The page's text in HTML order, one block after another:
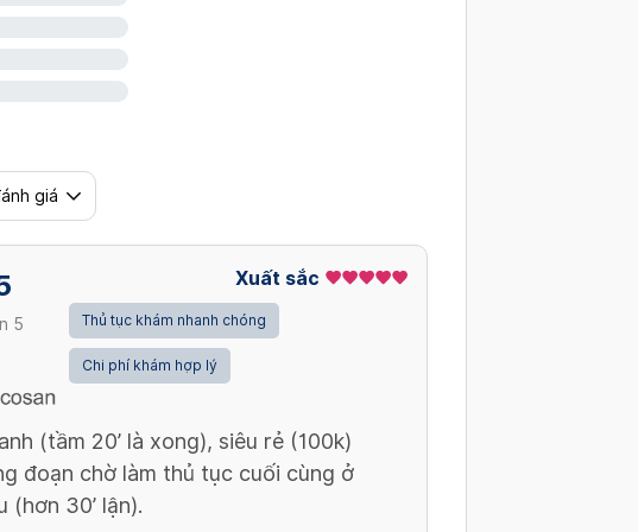
giá
5
Xuất sắc
Thủ tục khám nhanh chóng
Chi phí khám hợp lý
(tầm 20’ là xong), siêu rẻ (100k)
đoạn chờ làm thủ tục cuối cùng ở
(hơn 30’ lận).